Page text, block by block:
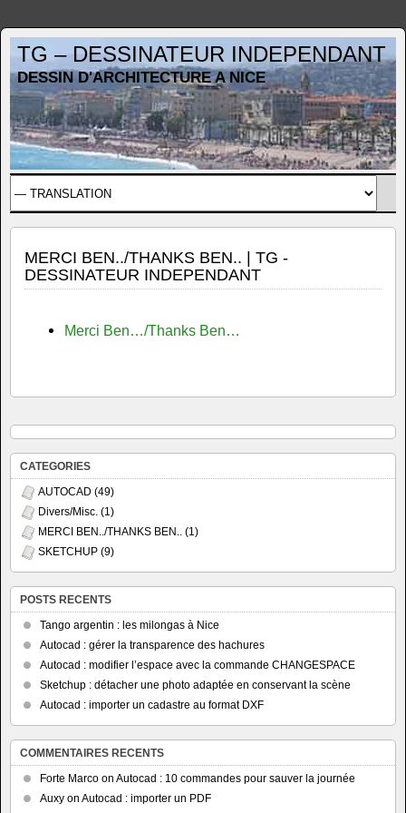
TG – DESSINATEUR INDEPENDANT
DESSIN D'ARCHITECTURE A NICE
MERCI BEN../THANKS BEN.. | TG -
DESSINATEUR INDEPENDANT
Merci Ben…/Thanks Ben…
CATEGORIES
AUTOCAD (49)
Divers/Misc. (1)
MERCI BEN../THANKS BEN.. (1)
SKETCHUP (9)
POSTS RECENTS
Tango argentin : les milongas à Nice
Autocad : gérer la transparence des hachures
Autocad : modifier l’espace avec la commande CHANGESPACE
Sketchup : détacher une photo adaptée en conservant la scène
Autocad : importer un cadastre au format DXF
COMMENTAIRES RECENTS
Forte Marco on Autocad : 10 commandes pour sauver la journée
Auxy on Autocad : importer un PDF